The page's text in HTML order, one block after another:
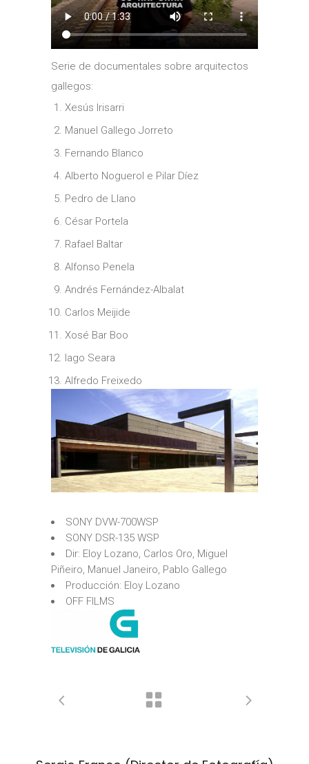
Serie de documentales sobre arquitectos
gallegos:
Xesús Irisarri
Manuel Gallego Jorreto
Fernando Blanco
Alberto Noguerol e Pilar Díez
Pedro de Llano
César Portela
Rafael Baltar
Alfonso Penela
Andrés Fernández-Albalat
Carlos Meijide
Xosé Bar Boo
Iago Seara
Alfredo Freixedo
SONY DVW-700WSP
SONY DSR-135 WSP
Dir: Eloy Lozano, Carlos Oro, Miguel
Piñeiro, Manuel Janeiro, Pablo Gallego
Producción: Eloy Lozano
OFF FILMS